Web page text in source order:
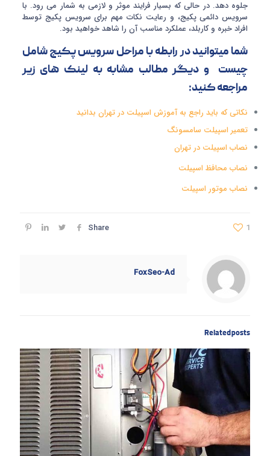
جلوه دهد. در حالی که بسیار فرایند موثر و لازمی به شمار می رود. با
سرویس دائمی پکیج، و رعایت نکات مهم برای سرویس پکیج توسط
افراد خبره و کاربلد، عملکرد مناسب آن را شاهد خواهید بود.
شما میتوانید در رابطه با مراحل سرویس پکیج شامل
چیست و دیگر مطالب مشابه به لینک های زیر
مراجعه کنید:
نکاتی که باید راجع به آموزش اسپیلت در تهران بدانید
تعمیر اسپیلت سامسونگ
نصاب اسپیلت در تهران
نصاب محافظ اسپیلت
نصاب موتور اسپیلت
Share 1
FoxSeo-Ad
Related posts